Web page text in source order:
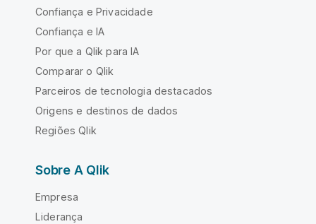
Confiança e Privacidade
Confiança e IA
Por que a Qlik para IA
Comparar o Qlik
Parceiros de tecnologia destacados
Origens e destinos de dados
Regiões Qlik
Sobre A Qlik
Empresa
Liderança